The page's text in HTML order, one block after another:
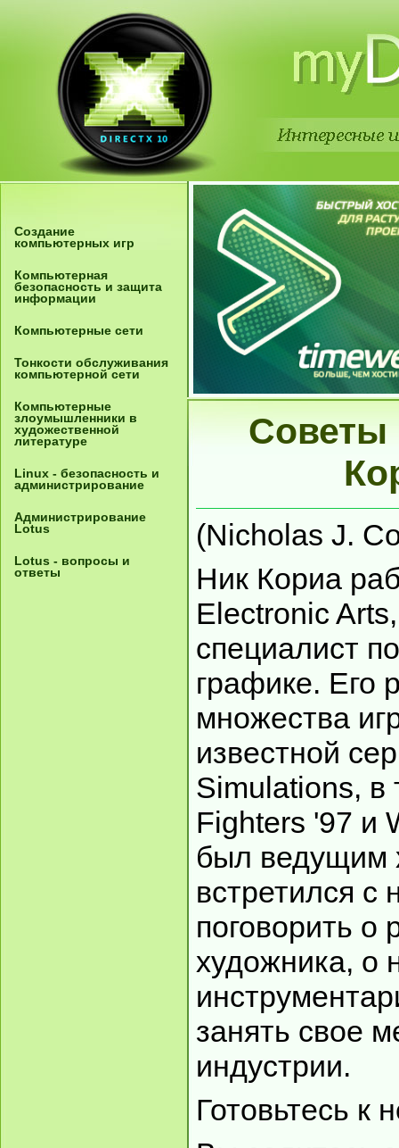
Создание
компьютерных игр
Компьютерная
безопасность и защита
информации
Компьютерные сети
Тонкости обслуживания
компьютерной сети
Компьютерные
злоумышленники в
художественной
литературе
Linux - безопасность и
администрирование
Администрирование
Lotus
Lotus - вопросы и
ответы
Советы
(Nicholas J.
Ник Кориа
Electronic
специалист
графике. Его
множества
известной
Simulations, в
Fighters '97 и
был ведущим
встретился с
поговорить о
художника, о
занять свое
индустрии.
Готовьтесь к